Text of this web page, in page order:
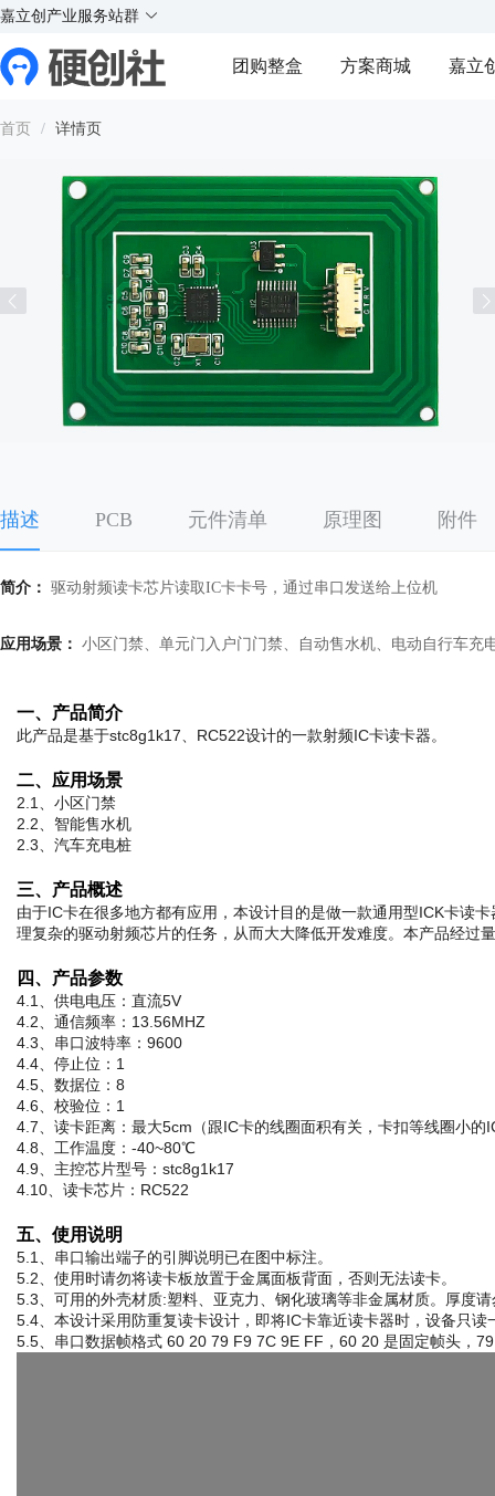
X
Y
X
Y
实
¥
实
实
实
嘉立创产业服务站群
团购整盒 方案商城 嘉立
首页 / 详情页
描述 PCB 元件清单 原理图 附件
简介： 驱动射频读卡芯片读取IC卡卡号，通过串口发送给上位机
应用场景： 小区门禁、单元门入户门门禁、自动售水机、电动自行车充
一、产品简介
此产品是基于stc8g1k17、RC522设计的一款射频IC卡读卡器。
二、应用场景
2.1、小区门禁
2.2、智能售水机
2.3、汽车充电桩
三、产品概述
由于IC卡在很多地方都有应用，本设计目的是做一款通用型ICK卡读
理复杂的驱动射频芯片的任务，从而大大降低开发难度。本产品经过
四、产品参数
4.1、供电电压：直流5V
4.2、通信频率：13.56MHZ
4.3、串口波特率：9600
4.4、停止位：1
4.5、数据位：8
4.6、校验位：1
4.7、读卡距离：最大5cm（跟IC卡的线圈面积有关，卡扣等线圈小的
4.8、工作温度：-40~80℃
4.9、主控芯片型号：stc8g1k17
4.10、读卡芯片：RC522
五、使用说明
5.1、串口输出端子的引脚说明已在图中标注。
5.2、使用时请勿将读卡板放置于金属面板背面，否则无法读卡。
5.3、可用的外壳材质:塑料、亚克力、钢化玻璃等非金属材质。厚度
5.4、本设计采用防重复读卡设计，即将IC卡靠近读卡器时，设备只
5.5、串口数据帧格式 60 20 79 F9 7C 9E FF，60 20 是固定帧头，